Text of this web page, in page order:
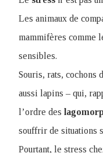
Les animaux de
mammifères comme
sensibles.
Souris, rats, cochons
aussi lapins – qui,
l’ordre des
souffrir de situations
Pourtant, le stress